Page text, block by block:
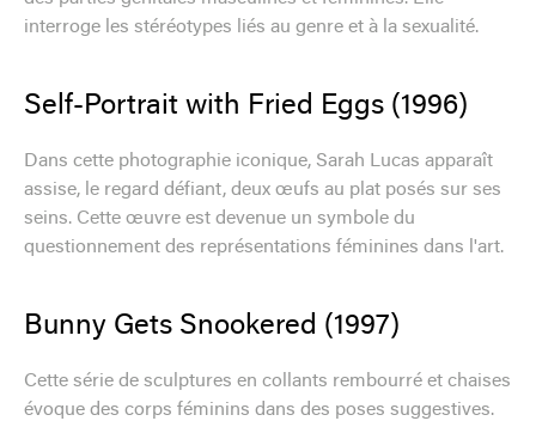
interroge les stéréotypes liés au genre et à la sexualité.
Self-Portrait with Fried Eggs (1996)
Dans cette photographie iconique, Sarah Lucas apparaît
assise, le regard défiant, deux œufs au plat posés sur ses
seins. Cette œuvre est devenue un symbole du
questionnement des représentations féminines dans l'art.
Bunny Gets Snookered (1997)
Cette série de sculptures en collants rembourré et chaises
évoque des corps féminins dans des poses suggestives.